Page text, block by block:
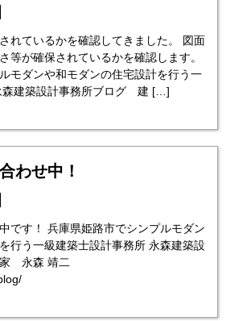
れているかを確認してきました。 図面
等が確保されているかを確認します。
モダンや和モダンの住宅設計を行う一
森建築設計事務所ブログ 建 […]
わせ中！
です！ 兵庫県姫路市でシンプルモダン
行う一級建築士設計事務所 永森建築設
永森 靖二